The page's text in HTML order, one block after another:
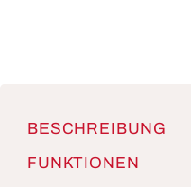
BESCHREIBUNG
FUNKTIONEN